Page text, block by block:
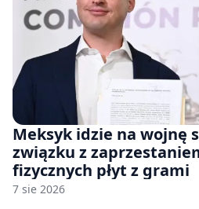
Meksyk idzie na wojnę
związku z
fizycznych płyt z grami
7 sie 2026